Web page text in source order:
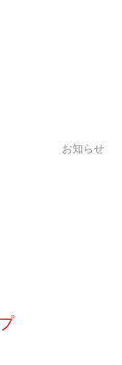
お知らせ